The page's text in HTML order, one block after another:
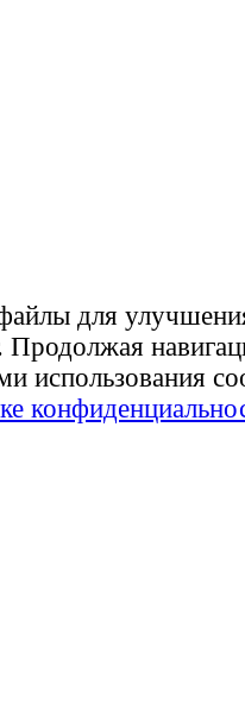
для
Продолжая
использования